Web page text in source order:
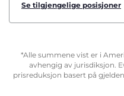
Se tilgjengelige posisjoner
*Alle summene vist er i
avhengig av jurisdiksjon.
prisreduksjon basert på